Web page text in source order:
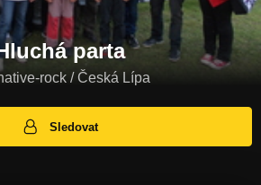
parta
rock / Česká Lípa
Sledovat